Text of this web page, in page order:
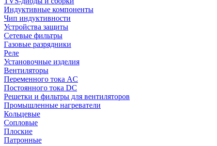
Индуктивные компоненты
Чип индуктивности
Устройства защиты
Сетевые фильтры
Газовые разрядники
Реле
Установочные изделия
Вентиляторы
Переменного тока AC
Постоянного тока DC
Решетки и фильтры для вентиляторов
Промышленные нагреватели
Кольцевые
Сопловые
Плоские
Патронные